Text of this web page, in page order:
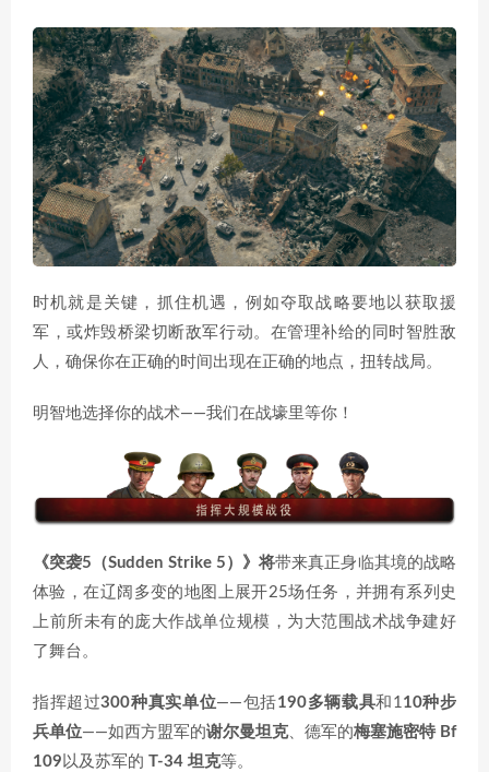
时机就是关键，抓住机遇，例如夺取战略要地以获取援
军，或炸毁桥梁切断敌军行动。在管理补给的同时智胜敌
人，确保你在正确的时间出现在正确的地点，扭转战局。
明智地选择你的战术——我们在战壕里等你！
《突袭5（Sudden Strike 5）》将带来真正身临其境的战略
体验，在辽阔多变的地图上展开25场任务，并拥有系列史
上前所未有的庞大作战单位规模，为大范围战术战争建好
了舞台。
指挥超过300种真实单位——包括190多辆载具和110种步
兵单位——如西方盟军的谢尔曼坦克、德军的梅塞施密特 Bf
109 以及苏军的 T-34 坦克等。